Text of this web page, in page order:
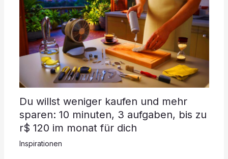
Du willst weniger kaufen und mehr
sparen: 10 minuten, 3 aufgaben, bis zu
r$ 120 im monat für dich
Inspirationen